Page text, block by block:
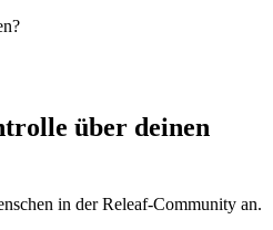
über deinen
in der Releaf-Community an.